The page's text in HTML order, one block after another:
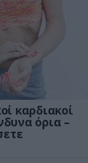
καρδιακοί
όρια –